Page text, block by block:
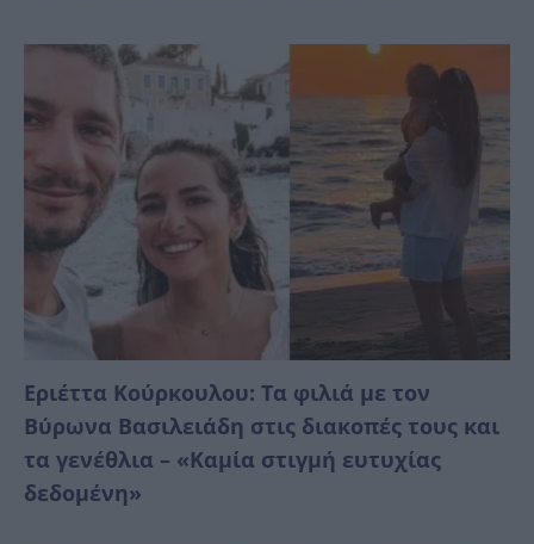
Εριέττα Κούρκουλου: Τα φιλιά με τον
Βύρωνα Βασιλειάδη στις διακοπές τους και
τα γενέθλια – «Καμία στιγμή ευτυχίας
δεδομένη»